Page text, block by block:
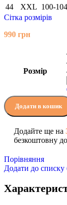
44
XXL 100-104
Сітка розмірів
990 грн
Розмір
Додати в кошик
Додайте ще на
безкоштовну
Порівняння
Додати до списку